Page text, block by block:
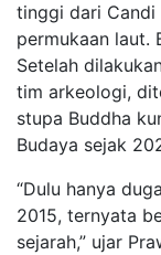
tinggi dari Candi
permukaan laut.
Setelah
tim arkeologi,
stupa Buddha
Budaya sejak
“Dulu hanya
2015, ternyata
sejarah,” ujar